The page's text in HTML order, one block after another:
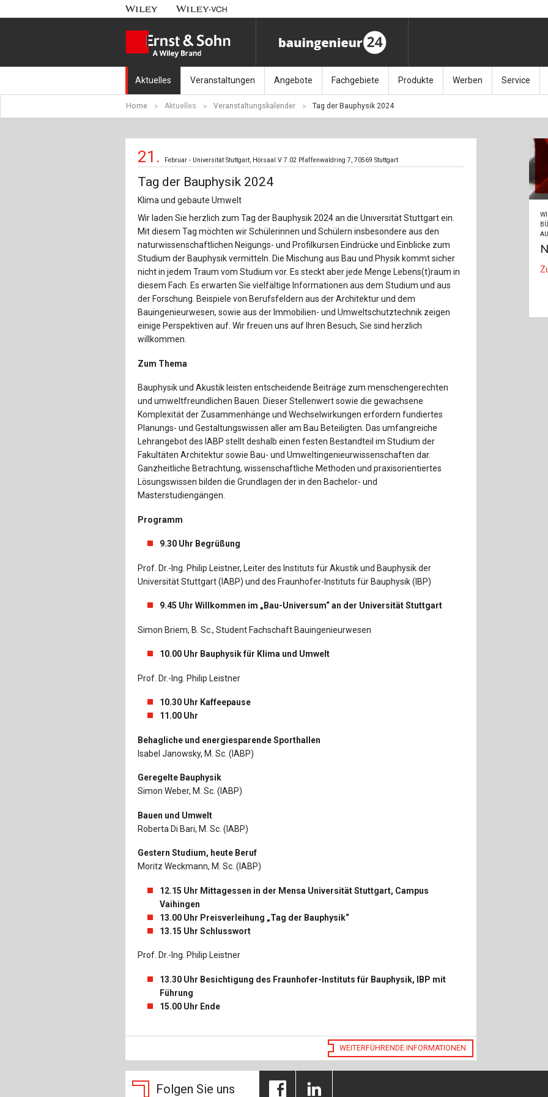
Aktuelles
Nachrichten
Aktuell erschienen
Erscheint in Kürze
Veranstaltungen
Münchener Kranbahntag (11.9.26)
Fachkonferenz Brückenbautage (10.–11.11.26)
Symposium Ingenieurbaukunst (26.11.26)
Veranstaltungskalender
Angebote
Stellenmarkt
Sonderdrucke
Kalender-Preisreduzierung
Fachgebiete
Architektur
Bauausführung
Bauen im Bestand
Bauphysik
Baurecht
Baustoffe
E&S Zeitlos
Glasbau
Holzbau
Produkte
Kalender / Jahrbücher
Zeitschriften
Artikeldatenbank / Kalenderrecherche
Werben Service
Newsletter
Wiley
Home Aktuelles Veranstaltungskalender Tag der Bauphysik 2024
21. Februar - Universität Stuttgart, Hörsaal V 7.02 Pfaffenwaldring 7, 70569 Stuttgart
Tag der Bauphysik 2024
Klima und gebaute Umwelt
Wir laden Sie herzlich zum Tag der Bauphysik 2024 an die Universität Stuttgart ein.
Mit diesem Tag möchten wir Schülerinnen und Schülern insbesondere aus den
naturwissenschaftlichen Neigungs- und Profilkursen Eindrücke und Einblicke zum
Studium der Bauphysik vermitteln. Die Mischung aus Bau und Physik kommt sicher
nicht in jedem Traum vom Studium vor. Es steckt aber jede Menge Lebens(t)raum in
diesem Fach. Es erwarten Sie vielfältige Informationen aus dem Studium und aus
der Forschung. Beispiele von Berufsfeldern aus der Architektur und dem
Bauingenieurwesen, sowie aus der Immobilien- und Umweltschutztechnik zeigen
einige Perspektiven auf. Wir freuen uns auf Ihren Besuch, Sie sind herzlich
willkommen.
Zum Thema
Bauphysik und Akustik leisten entscheidende Beiträge zum menschengerechten
und umweltfreundlichen Bauen. Dieser Stellenwert sowie die gewachsene
Komplexität der Zusammenhänge und Wechselwirkungen erfordern fundiertes
Planungs- und Gestaltungswissen aller am Bau Beteiligten. Das umfangreiche
Lehrangebot des IABP stellt deshalb einen festen Bestandteil im Studium der
Fakultäten Architektur sowie Bau- und Umweltingenieurwissenschaften dar.
Ganzheitliche Betrachtung, wissenschaftliche Methoden und praxisorientiertes
Lösungswissen bilden die Grundlagen der in den Bachelor- und
Masterstudiengängen.
Programm
9.30 Uhr Begrüßung
Prof. Dr.-Ing. Philip Leistner, Leiter des Instituts für Akustik und Bauphysik der
Universität Stuttgart (IABP) und des Fraunhofer-Instituts für Bauphysik (IBP)
9.45 Uhr Willkommen im „Bau-Universum“ an der Universität Stuttgart
Simon Briem, B. Sc., Student Fachschaft Bauingenieurwesen
10.00 Uhr Bauphysik für Klima und Umwelt
Prof. Dr.-Ing. Philip Leistner
10.30 Uhr Kaffeepause
11.00 Uhr
Behagliche und energiesparende Sporthallen
Isabel Janowsky, M. Sc. (IABP)
Geregelte Bauphysik
Simon Weber, M. Sc. (IABP)
Bauen und Umwelt
Roberta Di Bari, M. Sc. (IABP)
Gestern Studium, heute Beruf
Moritz Weckmann, M. Sc. (IABP)
12.15 Uhr Mittagessen in der Mensa Universität Stuttgart, Campus
Vaihingen
13.00 Uhr Preisverleihung „Tag der Bauphysik“
13.15 Uhr Schlusswort
Prof. Dr.-Ing. Philip Leistner
13.30 Uhr Besichtigung des Fraunhofer-Instituts für Bauphysik, IBP mit
Führung
15.00 Uhr Ende
WEITERFÜHRENDE INFORMATIONEN
Folgen Sie uns